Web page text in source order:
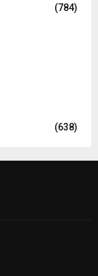
(784)
(638)